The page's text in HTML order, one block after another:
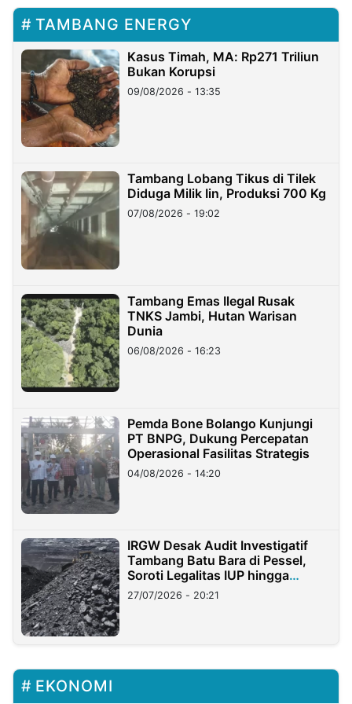
TAMBANG ENERGY
Kasus Timah, MA: Rp271 Triliun
Bukan Korupsi
09/08/2026 - 13:35
Tambang Lobang Tikus di Tilek
Diduga Milik Iin, Produksi 700 Kg
07/08/2026 - 19:02
Tambang Emas Ilegal Rusak
TNKS Jambi, Hutan Warisan
Dunia
06/08/2026 - 16:23
Pemda Bone Bolango Kunjungi
PT BNPG, Dukung Percepatan
Operasional Fasilitas Strategis
04/08/2026 - 14:20
IRGW Desak Audit Investigatif
Tambang Batu Bara di Pessel,
Soroti Legalitas IUP hingga
Stockpile
27/07/2026 - 20:21
EKONOMI